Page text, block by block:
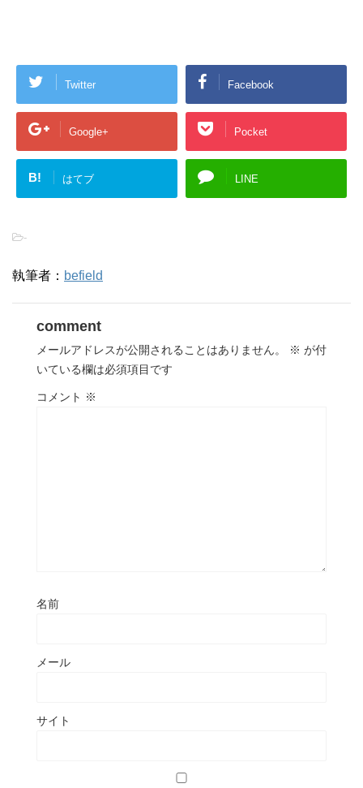
Twitter Facebook
Google+ Pocket
B! はてブ LINE
-
執筆者： befield
comment
メールアドレスが公開されることはありません。 ※ が付
いている欄は必須項目です
コメント ※
名前
メール
サイト